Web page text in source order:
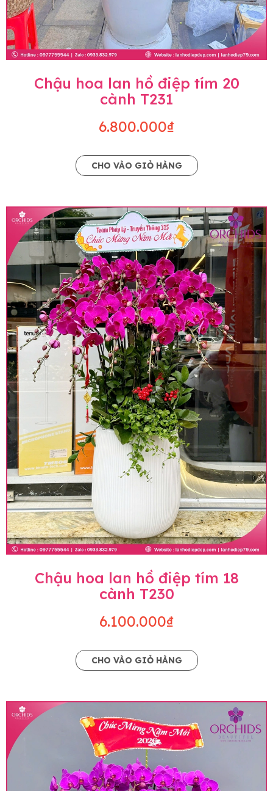
Chậu hoa lan hồ điệp tím 20
cành T231
6.800.000₫
CHO VÀO GIỎ HÀNG
Chậu hoa lan hồ điệp tím 18
cành T230
6.100.000₫
CHO VÀO GIỎ HÀNG